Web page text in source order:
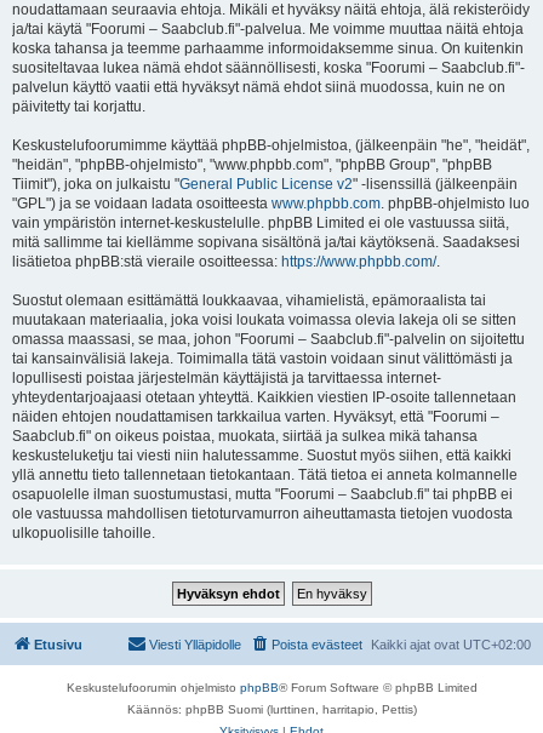
noudattamaan seuraavia ehtoja. Mikäli et hyväksy näitä ehtoja, älä rekisteröidy
ja/tai käytä "Foorumi – Saabclub.fi"-palvelua. Me voimme muuttaa näitä ehtoja
koska tahansa ja teemme parhaamme informoidaksemme sinua. On kuitenkin
suositeltavaa lukea nämä ehdot säännöllisesti, koska "Foorumi – Saabclub.fi"-
palvelun käyttö vaatii että hyväksyt nämä ehdot siinä muodossa, kuin ne on
päivitetty tai korjattu.
Keskustelufoorumimme käyttää phpBB-ohjelmistoa, (jälkeenpäin "he", "heidät",
"heidän", "phpBB-ohjelmisto", "www.phpbb.com", "phpBB Group", "phpBB
Tiimit"), joka on julkaistu "General Public License v2" -lisenssillä (jälkeenpäin
"GPL") ja se voidaan ladata osoitteesta www.phpbb.com. phpBB-ohjelmisto luo
vain ympäristön internet-keskustelulle. phpBB Limited ei ole vastuussa siitä,
mitä sallimme tai kiellämme sopivana sisältönä ja/tai käytöksenä. Saadaksesi
lisätietoa phpBB:stä vieraile osoitteessa: https://www.phpbb.com/.
Suostut olemaan esittämättä loukkaavaa, vihamielistä, epämoraalista tai
muutakaan materiaalia, joka voisi loukata voimassa olevia lakeja oli se sitten
omassa maassasi, se maa, johon "Foorumi – Saabclub.fi"-palvelin on sijoitettu
tai kansainvälisiä lakeja. Toimimalla tätä vastoin voidaan sinut välittömästi ja
lopullisesti poistaa järjestelmän käyttäjistä ja tarvittaessa internet-
yhteydentarjoajaasi otetaan yhteyttä. Kaikkien viestien IP-osoite tallennetaan
näiden ehtojen noudattamisen tarkkailua varten. Hyväksyt, että "Foorumi –
Saabclub.fi" on oikeus poistaa, muokata, siirtää ja sulkea mikä tahansa
keskusteluketju tai viesti niin halutessamme. Suostut myös siihen, että kaikki
yllä annettu tieto tallennetaan tietokantaan. Tätä tietoa ei anneta kolmannelle
osapuolelle ilman suostumustasi, mutta "Foorumi – Saabclub.fi" tai phpBB ei
ole vastuussa mahdollisen tietoturvamurron aiheuttamasta tietojen vuodosta
ulkopuolisille tahoille.
Etusivu Kaikki ajat ovat UTC+02:00
Poista evästeet
Viesti Ylläpidolle
Keskustelufoorumin ohjelmisto phpBB® Forum Software © phpBB Limited
Käännös: phpBB Suomi (lurttinen, harritapio, Pettis)